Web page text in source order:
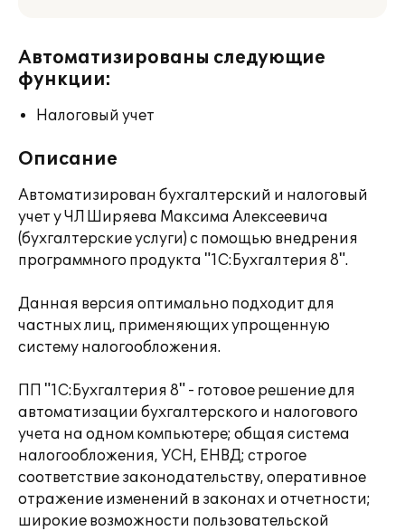
Автоматизированы следующие
функции:
Налоговый учет
Описание
Автоматизирован бухгалтерский и налоговый
учет у ЧЛ Ширяева Максима Алексеевича
(бухгалтерские услуги) с помощью внедрения
программного продукта "1С:Бухгалтерия 8".
Данная версия оптимально подходит для
частных лиц, применяющих упрощенную
систему налогообложения.
ПП "1С:Бухгалтерия 8" - готовое решение для
автоматизации бухгалтерского и налогового
учета на одном компьютере; общая система
налогообложения, УСН, ЕНВД; строгое
соответствие законодательству, оперативное
отражение изменений в законах и отчетности;
широкие возможности пользовательской